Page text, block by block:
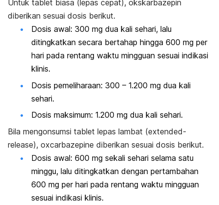
Untuk tablet biasa (lepas cepat), okskarbazepin
diberikan sesuai dosis berikut.
Dosis awal: 300 mg dua kali sehari, lalu
ditingkatkan secara bertahap hingga 600 mg per
hari pada rentang waktu mingguan sesuai indikasi
klinis.
Dosis pemeliharaan: 300 – 1.200 mg dua kali
sehari.
Dosis maksimum: 1.200 mg dua kali sehari.
Bila mengonsumsi tablet lepas lambat (extended-
release), oxcarbazepine diberikan sesuai dosis berikut.
Dosis awal: 600 mg sekali sehari selama satu
minggu, lalu ditingkatkan dengan pertambahan
600 mg per hari pada rentang waktu mingguan
sesuai indikasi klinis.